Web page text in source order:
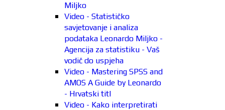
Miljko
Video - Statističko
savjetovanje i analiza
podataka Leonardo Miljko -
Agencija za statistiku - Vaš
vodič do uspjeha
Video - Mastering SPSS and
AMOS A Guide by Leonardo
- Hrvatski titl
Video - Kako interpretirati